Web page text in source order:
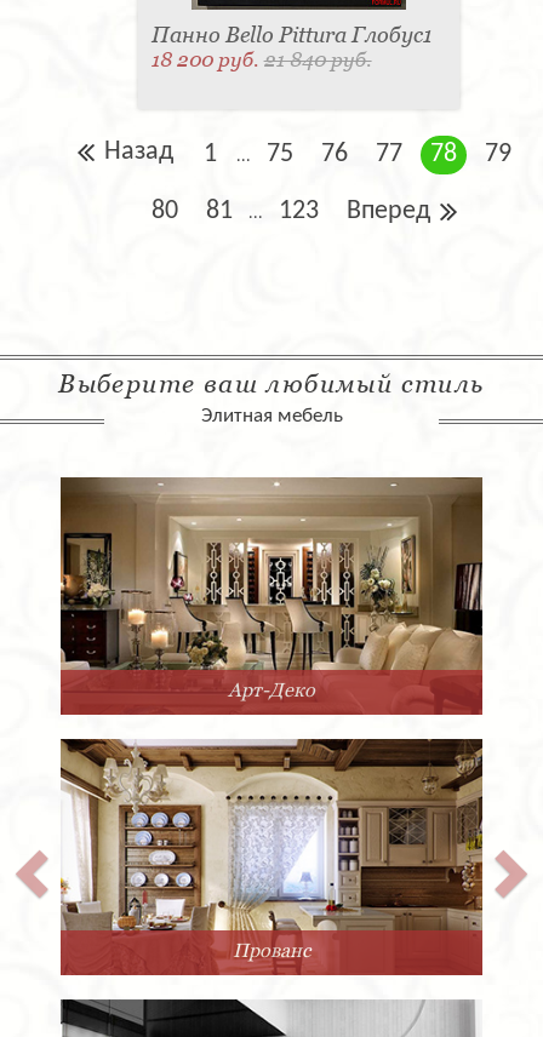
Панно Bello Pittura Глобус1
18 200 руб.21 840 руб.
Назад 1 ... 75 76 77 78 79
80 81 ... 123 Вперед
Выберите ваш любимый стиль
Элитная мебель
Арт-Деко
Прованс